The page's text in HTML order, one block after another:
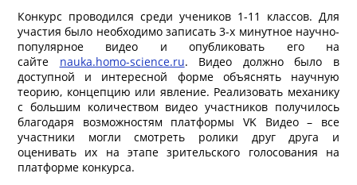
Конкурс проводился среди учеников 1-11 классов. Для
участия было необходимо записать 3-х минутное научно-
популярное видео и опубликовать его на
сайте nauka.homo-science.ru. Видео должно было в
доступной и интересной форме объяснять научную
теорию, концепцию или явление. Реализовать механику
с большим количеством видео участников получилось
благодаря возможностям платформы VK Видео – все
участники могли смотреть ролики друг друга и
оценивать их на этапе зрительского голосования на
платформе конкурса.